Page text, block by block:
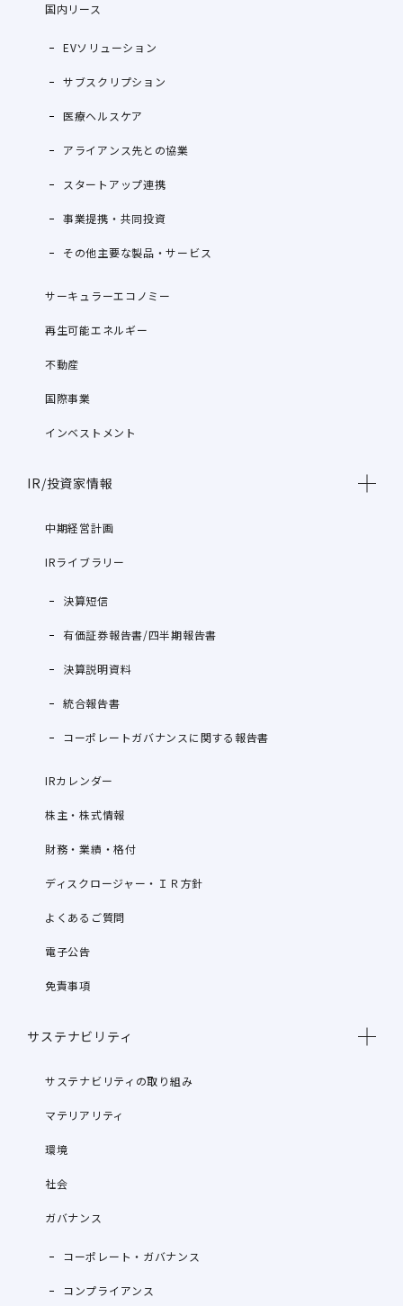
国内リース
EVソリューション
サブスクリプション
医療ヘルスケア
アライアンス先との協業
スタートアップ連携
事業提携・共同投資
その他主要な製品・サービス
サーキュラーエコノミー
再生可能エネルギー
不動産
国際事業
インベストメント
IR/投資家情報
中期経営計画
IRライブラリー
決算短信
有価証券報告書/四半期報告書
決算説明資料
統合報告書
コーポレートガバナンスに関する報告書
IRカレンダー
株主・株式情報
財務・業績・格付
ディスクロージャー・ＩＲ方針
よくあるご質問
電子公告
免責事項
サステナビリティ
サステナビリティの取り組み
マテリアリティ
環境
社会
ガバナンス
コーポレート・ガバナンス
コンプライアンス